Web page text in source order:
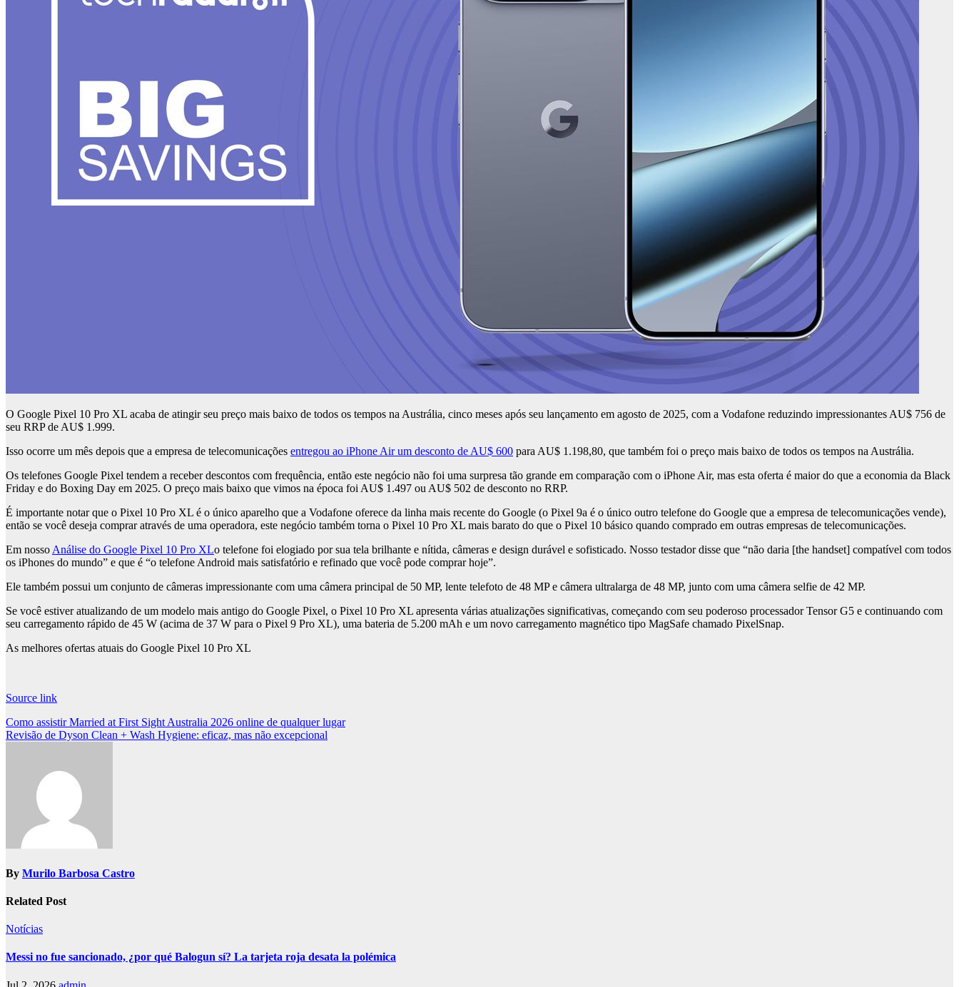
O Google Pixel 10 Pro XL acaba de atingir seu preço mais baixo de todos os tempos na Austrália, cinco meses após seu lançamento em agosto de 2025, com a Vodafone reduzindo impressionantes AU$ 756 de
seu RRP de AU$ 1.999.
Isso ocorre um mês depois que a empresa de telecomunicações entregou ao iPhone Air um desconto de AU$ 600 para AU$ 1.198,80, que também foi o preço mais baixo de todos os tempos na Austrália.
Os telefones Google Pixel tendem a receber descontos com frequência, então este negócio não foi uma surpresa tão grande em comparação com o iPhone Air, mas esta oferta é maior do que a economia da Black
Friday e do Boxing Day em 2025. O preço mais baixo que vimos na época foi AU$ 1.497 ou AU$ 502 de desconto no RRP.
É importante notar que o Pixel 10 Pro XL é o único aparelho que a Vodafone oferece da linha mais recente do Google (o Pixel 9a é o único outro telefone do Google que a empresa de telecomunicações vende),
então se você deseja comprar através de uma operadora, este negócio também torna o Pixel 10 Pro XL mais barato do que o Pixel 10 básico quando comprado em outras empresas de telecomunicações.
Em nossoAnálise do Google Pixel 10 Pro XLo telefone foi elogiado por sua tela brilhante e nítida, câmeras e design durável e sofisticado. Nosso testador disse que “não daria [the handset] compatível com todos
os iPhones do mundo” e que é “o telefone Android mais satisfatório e refinado que você pode comprar hoje”.
Ele também possui um conjunto de câmeras impressionante com uma câmera principal de 50 MP, lente telefoto de 48 MP e câmera ultralarga de 48 MP, junto com uma câmera selfie de 42 MP.
Se você estiver atualizando de um modelo mais antigo do Google Pixel, o Pixel 10 Pro XL apresenta várias atualizações significativas, começando com seu poderoso processador Tensor G5 e continuando com
seu carregamento rápido de 45 W (acima de 37 W para o Pixel 9 Pro XL), uma bateria de 5.200 mAh e um novo carregamento magnético tipo MagSafe chamado PixelSnap.
As melhores ofertas atuais do Google Pixel 10 Pro XL
Source link
Post
navigation
Como assistir Married at First Sight Australia 2026 online de qualquer lugar
Revisão de Dyson Clean + Wash Hygiene: eficaz, mas não excepcional
By Murilo Barbosa Castro
Related Post
Notícias
Messi no fue sancionado, ¿por qué Balogun sí? La tarjeta roja desata la polémica